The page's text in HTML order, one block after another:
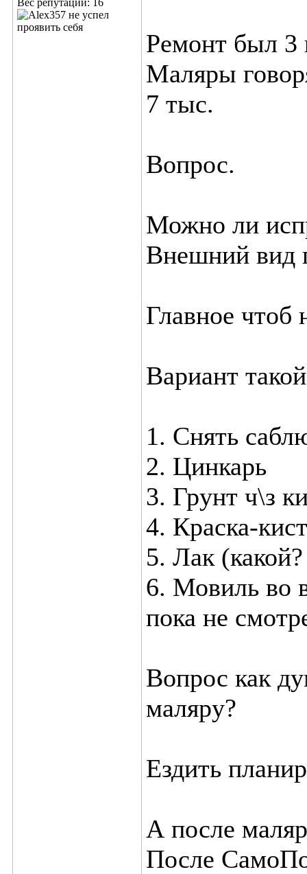
Вес репутации: 16
Ремонт был 3
Маляры
7 тыс.
Вопрос.
Можно ли
Внешний вид
Главное чтоб
Вариант
1. Снять
2. Цинкарь
3. Грунт ч\з
4. Краска-
5. Лак
6. Мовиль во
пока не
Вопрос как
маляру?
Ездить
А после
После